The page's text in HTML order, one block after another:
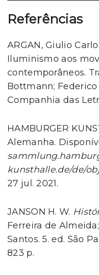
Referências
ARGAN, Giulio
Iluminismo aos
contemporâneos.
Bottmann; Federico
Companhia das
HAMBURGER
Alemanha.
kunsthalle.de/de/
27 jul. 2021.
JANSON H. W.
Ferreira de
Santos. 5. ed. São
823 p.